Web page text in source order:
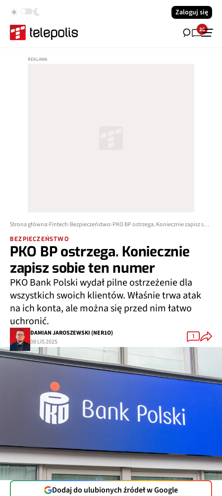
Zaloguj się
28
Strona główna Fintech Bezpieczeństwo PKO BP ostrzega. Koniecznie zapisz sobie ten numer
BEZPIECZEŃSTWO
PKO BP ostrzega. Koniecznie
zapisz sobie ten numer
PKO Bank Polski wydał pilne ostrzeżenie dla
wszystkich swoich klientów. Właśnie trwa atak
na ich konta, ale można się przed nim łatwo
uchronić.
DAMIAN JAROSZEWSKI (NER1O)
08 LIS 2025
1
Dodaj do ulubionych źródeł w Google